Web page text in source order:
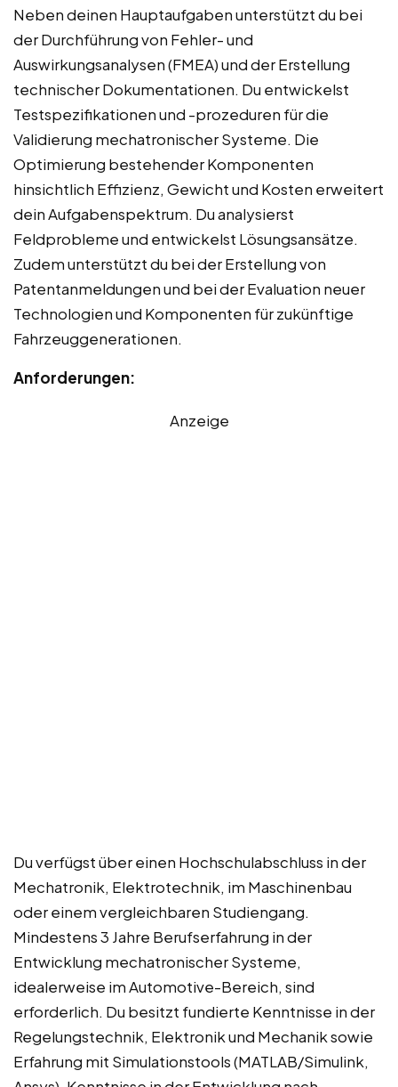
Neben deinen Hauptaufgaben unterstützt du bei
der Durchführung von Fehler- und
Auswirkungsanalysen (FMEA) und der Erstellung
technischer Dokumentationen. Du entwickelst
Testspezifikationen und -prozeduren für die
Validierung mechatronischer Systeme. Die
Optimierung bestehender Komponenten
hinsichtlich Effizienz, Gewicht und Kosten erweitert
dein Aufgabenspektrum. Du analysierst
Feldprobleme und entwickelst Lösungsansätze.
Zudem unterstützt du bei der Erstellung von
Patentanmeldungen und bei der Evaluation neuer
Technologien und Komponenten für zukünftige
Fahrzeuggenerationen.
Anforderungen:
Anzeige
Du verfügst über einen Hochschulabschluss in der
Mechatronik, Elektrotechnik, im Maschinenbau
oder einem vergleichbaren Studiengang.
Mindestens 3 Jahre Berufserfahrung in der
Entwicklung mechatronischer Systeme,
idealerweise im Automotive-Bereich, sind
erforderlich. Du besitzt fundierte Kenntnisse in der
Regelungstechnik, Elektronik und Mechanik sowie
Erfahrung mit Simulationstools (MATLAB/Simulink,